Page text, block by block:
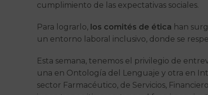
cumplimiento de las expectativas sociales.
Para lograrlo, los comités de ética han
un entorno laboral inclusivo, donde se
Esta semana, tenemos el privilegio de
una en Ontología del Lenguaje y otra en
sector Farmacéutico, de Servicios,